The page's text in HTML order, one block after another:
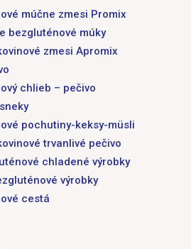
múčne zmesi Promix
bezgluténové múky
zmesi Apromix
chlieb – pečivo
pochutiny-keksy-müsli
trvanlivé pečivo
chladené výrobky
výrobky
cestá